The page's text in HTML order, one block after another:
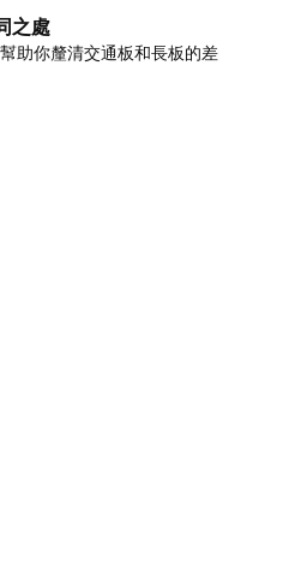
之處
助你釐清交通板和長板的差